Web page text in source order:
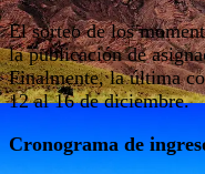
El sorteo de los
la publicación de
Finalmente, la última
12 al 16 de diciembre.
Cronograma de